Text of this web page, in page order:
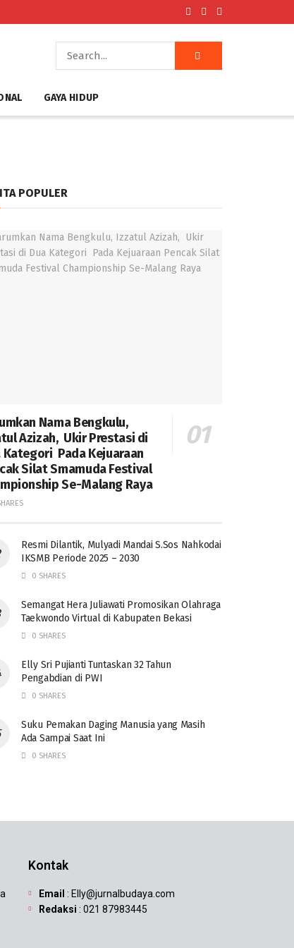
GAYA HIDUP
POPULER
Nama Bengkulu,
Azizah, Ukir Prestasi di
Kategori Pada Kejuaraan
Silat Smamuda Festival
Se-Malang Raya
Resmi Dilantik, Mulyadi Mandai S.Sos Nahkodai
IKSMB Periode 2025 – 2030
0 SHARES
Semangat Hera Juliawati Promosikan Olahraga
Taekwondo Virtual di Kabupaten Bekasi
0 SHARES
Elly Sri Pujianti Tuntaskan 32 Tahun
Pengabdian di PWI
0 SHARES
‎Suku Pemakan Daging Manusia yang Masih
Ada Sampai Saat Ini
0 SHARES
Kontak
Email : Elly@jurnalbudaya.com
Redaksi : 021 87983445